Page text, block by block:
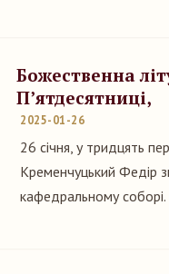
Божественна
П’ятдесятниці,
2025-01-26
26 січня, у тридцять
Кременчуцький Федір
кафедральному соборі.